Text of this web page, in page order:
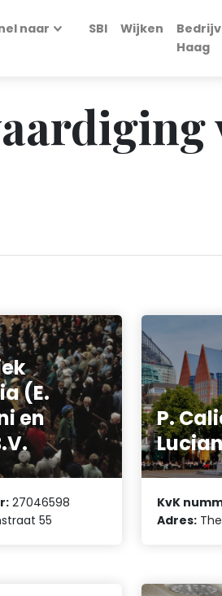
naar SBI Wijken
Haag
(E.
en
27046598
55
P.
KvK
Adres: